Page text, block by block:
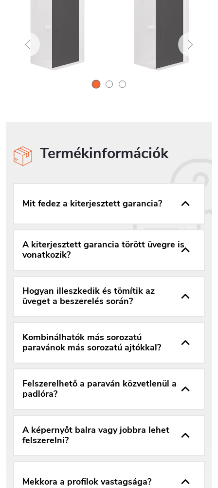
Termékinformációk
Mit fedez a kiterjesztett garancia?
A kiterjesztett garancia törött üvegre is
vonatkozik?
Hogyan illeszkedik és tömítik az
üveget a beszerelés során?
Kombinálhatók más sorozatú
paravánok más sorozatú ajtókkal?
Felszerelhető a paraván közvetlenül a
padlóra?
A képernyőt balra vagy jobbra lehet
felszerelni?
Mekkora a profilok vastagsága?